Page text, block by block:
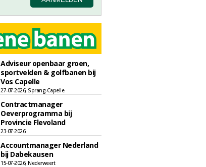
Adviseur openbaar groen,
sportvelden & golfbanen bij
Vos Capelle
27-07-2026, Sprang-Capelle
Contractmanager
Oeverprogramma bij
Provincie Flevoland
23-07-2026
Accountmanager Nederland
bij Dabekausen
15-07-2026, Nederweert